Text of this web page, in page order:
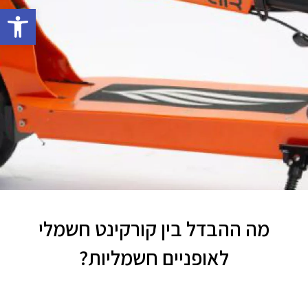
פתח
מה ההבדל בין קורקינט חשמלי
לאופניים חשמליות?